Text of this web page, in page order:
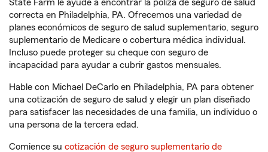
State Farm le ayude a encontrar la póliza de seguro de salud
correcta en Philadelphia, PA. Ofrecemos una variedad de
planes económicos de seguro de salud suplementario, seguro
suplementario de Medicare o cobertura médica individual.
Incluso puede proteger su cheque con seguro de
incapacidad para ayudar a cubrir gastos mensuales.
Hable con Michael DeCarlo en Philadelphia, PA para obtener
una cotización de seguro de salud y elegir un plan diseñado
para satisfacer las necesidades de una familia, un individuo o
una persona de la tercera edad.
Comience su cotización de seguro suplementario de